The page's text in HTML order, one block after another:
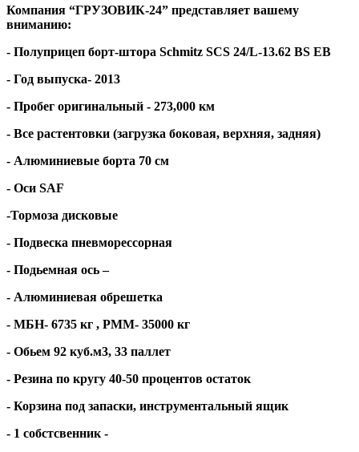
Компания “ГРУЗОВИК-24” представляет вашему
вниманию:
- Полуприцеп борт-штора Schmitz SCS 24/L-13.62 BS EB
- Год выпуска- 2013
- Пробег оригинальный - 273,000 км
- Все растентовки (загрузка боковая, верхняя, задняя)
- Алюминиевые борта 70 см
- Оси SAF
-Тормоза дисковые
- Подвеска пневморессорная
- Подьемная ось –
- Алюминиевая обрешетка
- МБН- 6735 кг , РММ- 35000 кг
- Обьем 92 куб.м3, 33 паллет
- Резина по кругу 40-50 процентов остаток
- Корзина под запаски, инструментальный ящик
- 1 собстсвенник -